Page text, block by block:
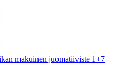
makuinen juomatiiviste 1+7